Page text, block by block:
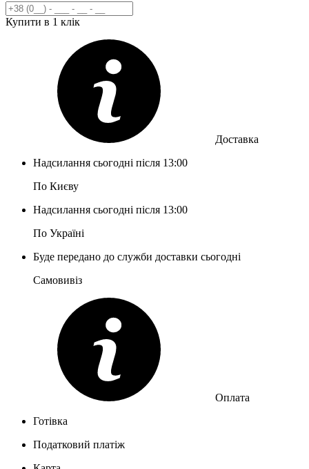
Купити в 1 клік
Доставка
Надсилання сьогодні після 13:00
По Києву
Надсилання сьогодні після 13:00
По Україні
Буде передано до служби доставки сьогодні
Самовивіз
Оплата
Готівка
Податковий платіж